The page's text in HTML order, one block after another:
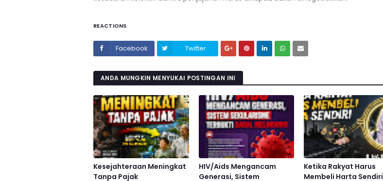
REACTIONS
Facebook Twitter
ANDA MUNGKIN MENYUKAI POSTINGAN INI
Kesejahteraan Meningkat
Tanpa Pajak
HIV/Aids Mengancam
Generasi, Sistem
Ketika Rakyat Harus
Membeli Harta Sendiri